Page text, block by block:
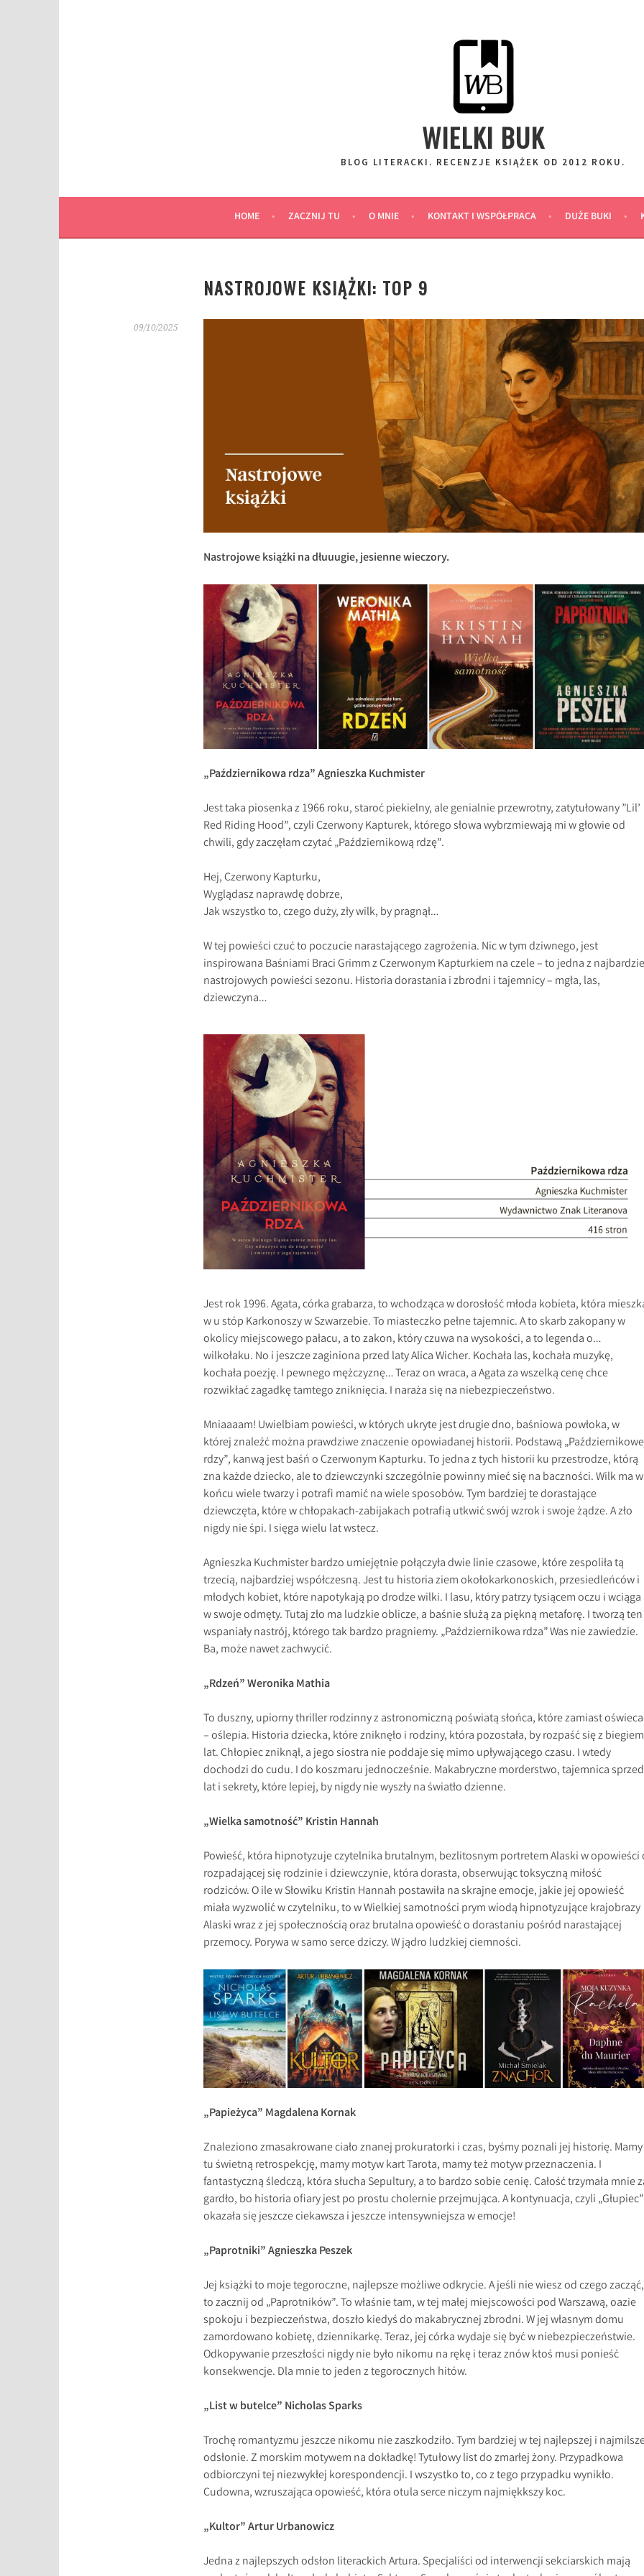
WIELKI BUK
BLOG LITERACKI. RECENZJE KSIĄŻEK OD 2012 ROKU.
HOME ZACZNIJ TU O MNIE KONTAKT I WSPÓŁPRACA DUŻE BUKI
NASTROJOWE KSIĄŻKI: TOP 9
09/10/2025
Nastrojowe książki na dłuuugie, jesienne wieczory.
„Październikowa rdza” Agnieszka Kuchmister
Jest taka piosenka z 1966 roku, staroć piekielny, ale genialnie przewrotny, zatytułowany ”Lil’
Red Riding Hood”, czyli Czerwony Kapturek, którego słowa wybrzmiewają mi w głowie od
chwili, gdy zaczęłam czytać „Październikową rdzę”.
Hej, Czerwony Kapturku,
Wyglądasz naprawdę dobrze,
Jak wszystko to, czego duży, zły wilk, by pragnął…
W tej powieści czuć to poczucie narastającego zagrożenia. Nic w tym dziwnego, jest
inspirowana Baśniami Braci Grimm z Czerwonym Kapturkiem na czele – to jedna z
nastrojowych powieści sezonu. Historia dorastania i zbrodni i tajemnicy – mgła, las,
dziewczyna…
Jest rok 1996. Agata, córka grabarza, to wchodząca w dorosłość młoda kobieta, która
w u stóp Karkonoszy w Szwarzebie. To miasteczko pełne tajemnic. A to skarb zakopany w
okolicy miejscowego pałacu, a to zakon, który czuwa na wysokości, a to legenda o…
wilkołaku. No i jeszcze zaginiona przed laty Alica Wicher. Kochała las, kochała muzykę,
kochała poezję. I pewnego mężczyznę… Teraz on wraca, a Agata za wszelką cenę chce
rozwikłać zagadkę tamtego zniknięcia. I naraża się na niebezpieczeństwo.
Mniaaaam! Uwielbiam powieści, w których ukryte jest drugie dno, baśniowa powłoka, w
której znaleźć można prawdziwe znaczenie opowiadanej historii. Podstawą
rdzy”, kanwą jest baśń o Czerwonym Kapturku. To jedna z tych historii ku przestrodze, którą
zna każde dziecko, ale to dziewczynki szczególnie powinny mieć się na baczności. Wilk ma w
końcu wiele twarzy i potrafi mamić na wiele sposobów. Tym bardziej te dorastające
dziewczęta, które w chłopakach-zabijakach potrafią utkwić swój wzrok i swoje żądze. A zło
nigdy nie śpi. I sięga wielu lat wstecz.
Agnieszka Kuchmister bardzo umiejętnie połączyła dwie linie czasowe, które zespoliła tą
trzecią, najbardziej współczesną. Jest tu historia ziem okołokarkonoskich, przesiedleńców i
młodych kobiet, które napotykają po drodze wilki. I lasu, który patrzy tysiącem oczu i wciąga
w swoje odmęty. Tutaj zło ma ludzkie oblicze, a baśnie służą za piękną metaforę. I tworzą ten
wspaniały nastrój, którego tak bardzo pragniemy. „Październikowa rdza” Was nie zawiedzie.
Ba, może nawet zachwycić.
„Rdzeń” Weronika Mathia
To duszny, upiorny thriller rodzinny z astronomiczną poświatą słońca, które zamiast
– oślepia. Historia dziecka, które zniknęło i rodziny, która pozostała, by rozpaść się z biegiem
lat. Chłopiec zniknął, a jego siostra nie poddaje się mimo upływającego czasu. I wtedy
dochodzi do cudu. I do koszmaru jednocześnie. Makabryczne morderstwo, tajemnica sprzed
lat i sekrety, które lepiej, by nigdy nie wyszły na światło dzienne.
„Wielka samotność” Kristin Hannah
Powieść, która hipnotyzuje czytelnika brutalnym, bezlitosnym portretem Alaski w opowieści
rozpadającej się rodzinie i dziewczynie, która dorasta, obserwując toksyczną miłość
rodziców. O ile w Słowiku Kristin Hannah postawiła na skrajne emocje, jakie jej opowieść
miała wyzwolić w czytelniku, to w Wielkiej samotności prym wiodą hipnotyzujące krajobrazy
Alaski wraz z jej społecznością oraz brutalna opowieść o dorastaniu pośród narastającej
przemocy. Porywa w samo serce dziczy. W jądro ludzkiej ciemności.
„Papieżyca” Magdalena Kornak
Znaleziono zmasakrowane ciało znanej prokuratorki i czas, byśmy poznali jej historię. Mamy
tu świetną retrospekcję, mamy motyw kart Tarota, mamy też motyw przeznaczenia. I
fantastyczną śledczą, która słucha Sepultury, a to bardzo sobie cenię. Całość trzymała mnie
gardło, bo historia ofiary jest po prostu cholernie przejmująca. A kontynuacja, czyli „Głupiec”
okazała się jeszcze ciekawsza i jeszcze intensywniejsza w emocje!
„Paprotniki” Agnieszka Peszek
Jej książki to moje tegoroczne, najlepsze możliwe odkrycie. A jeśli nie wiesz od czego zacząć,
to zacznij od „Paprotników”. To właśnie tam, w tej małej miejscowości pod Warszawą, oazie
spokoju i bezpieczeństwa, doszło kiedyś do makabrycznej zbrodni. W jej własnym domu
zamordowano kobietę, dziennikarkę. Teraz, jej córka wydaje się być w niebezpieczeństwie.
Odkopywanie przeszłości nigdy nie było nikomu na rękę i teraz znów ktoś musi ponieść
konsekwencje. Dla mnie to jeden z tegorocznych hitów.
„List w butelce” Nicholas Sparks
Trochę romantyzmu jeszcze nikomu nie zaszkodziło. Tym bardziej w tej najlepszej i
odsłonie. Z morskim motywem na dokładkę! Tytułowy list do zmarłej żony. Przypadkowa
odbiorczyni tej niezwykłej korespondencji. I wszystko to, co z tego przypadku wynikło.
Cudowna, wzruszająca opowieść, która otula serce niczym najmiękkszy koc.
„Kultor” Artur Urbanowicz
Jedna z najlepszych odsłon literackich Artura. Specjaliści od interwencji sekciarskich mają